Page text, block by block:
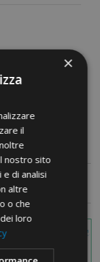
cu
×
il
nostro sito
di analisi
altre
o che
loro